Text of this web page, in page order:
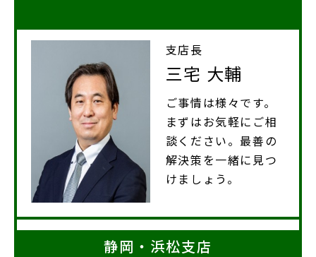
支店長
三宅 大輔
ご事情は様々です。
まずはお気軽にご相
談ください。最善の
解決策を一緒に見つ
けましょう。
静岡・浜松支店